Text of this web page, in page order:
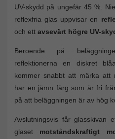
UV-skydd på ungefär 45 %.
reflexfria glas uppvisar en
och ett avsevärt högre UV-
Beroende på
reflektionerna en diskret
kommer snabbt att märka att
har en jämn färg som är fri
på att beläggningen är av hög
Avslutningsvis får glasskivan
glaset motståndskraftigt